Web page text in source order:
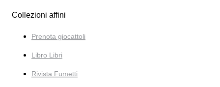
Collezioni affini
Prenota giocattoli
Libro Libri
Rivista Fumetti